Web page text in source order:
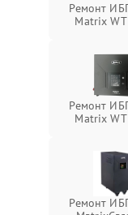
Ремонт
Matrix
Ремонт
Matrix
Ремонт